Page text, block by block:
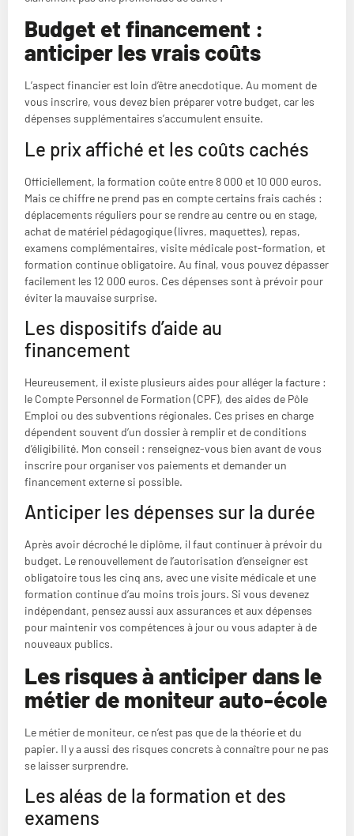
Budget et financement :
anticiper les vrais coûts
L’aspect financier est loin d’être anecdotique. Au moment de
vous inscrire, vous devez bien préparer votre budget, car les
dépenses supplémentaires s’accumulent ensuite.
Le prix affiché et les coûts cachés
Officiellement, la formation coûte entre 8 000 et 10 000 euros.
Mais ce chiffre ne prend pas en compte certains frais cachés :
déplacements réguliers pour se rendre au centre ou en stage,
achat de matériel pédagogique (livres, maquettes), repas,
examens complémentaires, visite médicale post-formation, et
formation continue obligatoire. Au final, vous pouvez dépasser
facilement les 12 000 euros. Ces dépenses sont à prévoir pour
éviter la mauvaise surprise.
Les dispositifs d’aide au
financement
Heureusement, il existe plusieurs aides pour alléger la facture :
le Compte Personnel de Formation (CPF), des aides de Pôle
Emploi ou des subventions régionales. Ces prises en charge
dépendent souvent d’un dossier à remplir et de conditions
d’éligibilité. Mon conseil : renseignez-vous bien avant de vous
inscrire pour organiser vos paiements et demander un
financement externe si possible.
Anticiper les dépenses sur la durée
Après avoir décroché le diplôme, il faut continuer à prévoir du
budget. Le renouvellement de l’autorisation d’enseigner est
obligatoire tous les cinq ans, avec une visite médicale et une
formation continue d’au moins trois jours. Si vous devenez
indépendant, pensez aussi aux assurances et aux dépenses
pour maintenir vos compétences à jour ou vous adapter à de
nouveaux publics.
Les risques à anticiper dans le
métier de moniteur auto-école
Le métier de moniteur, ce n’est pas que de la théorie et du
papier. Il y a aussi des risques concrets à connaître pour ne pas
se laisser surprendre.
Les aléas de la formation et des
examens